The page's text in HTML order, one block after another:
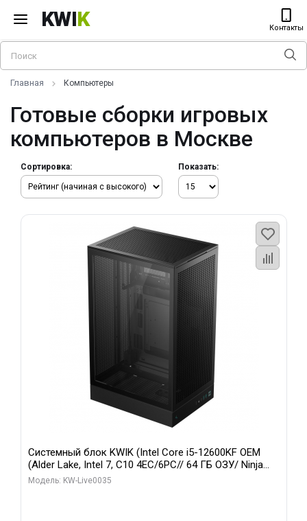
KWIK Контакты
Главная Компьютеры
Готовые сборки игровых
компьютеров в Москве
Сортировка: Показать:
Системный блок KWIK (Intel Core i5-12600KF OEM
(Alder Lake, Intel 7, C10 4EC/6PC// 64 ГБ ОЗУ/ Ninja
Sinotex GTX1650 4GB 128bit GDDR6 DVI DP HDMI 2/
Модель: KW-Live0035